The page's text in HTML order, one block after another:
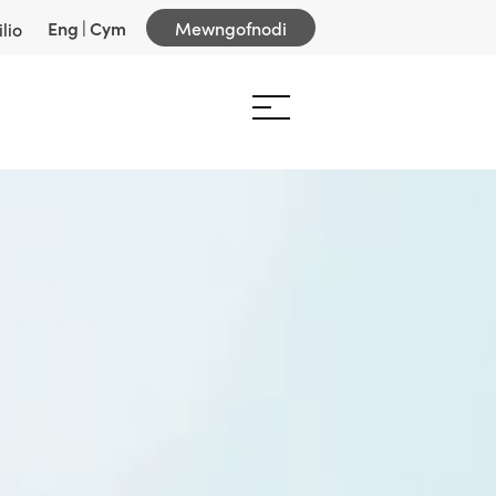
Eng |Cym Mewngofnodi